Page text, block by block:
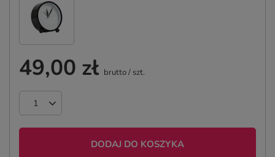
49,00 zł brutto/ szt.
DODAJ DO KOSZYKA